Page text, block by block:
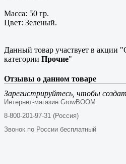
Масса: 50 гр.
Цвет: Зеленый.
Данный товар участвует в акции
категории Прочие"
Отзывы о данном товаре
Зарегистрируйтесь, чтобы
Интернет-магазин GrowBOOM
8-800-201-97-31 (Россия)
Звонок по России бесплатный